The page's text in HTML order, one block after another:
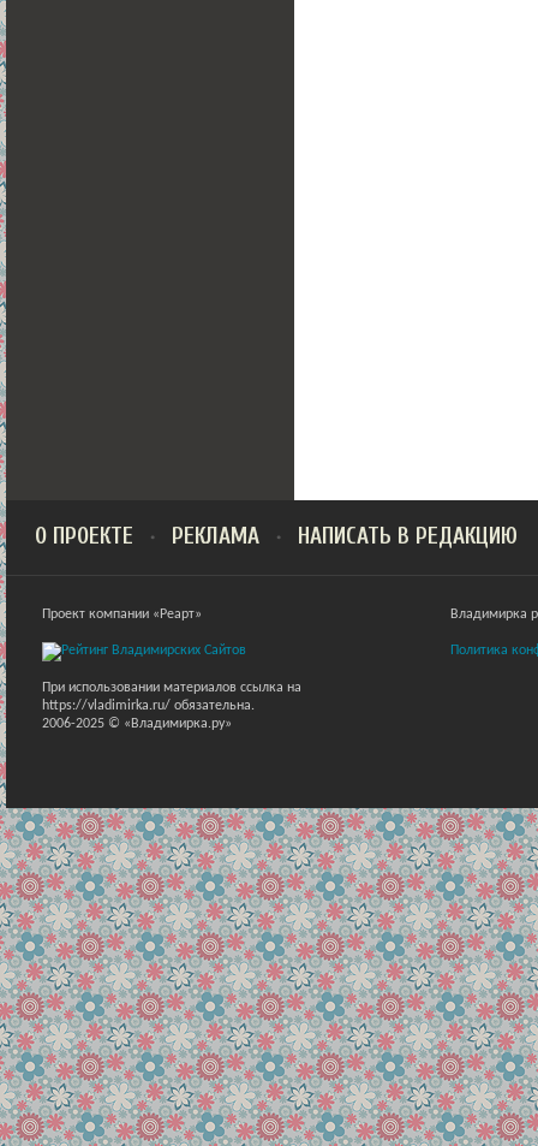
О ПРОЕКТЕ РЕКЛАМА НАПИСАТЬ В РЕДАКЦИЮ
Проект компании «Реарт»
При использовании материалов ссылка на
https://vladimirka.ru/ обязательна.
2006-2025 © «Владимирка.ру»
Владимирка
Политика